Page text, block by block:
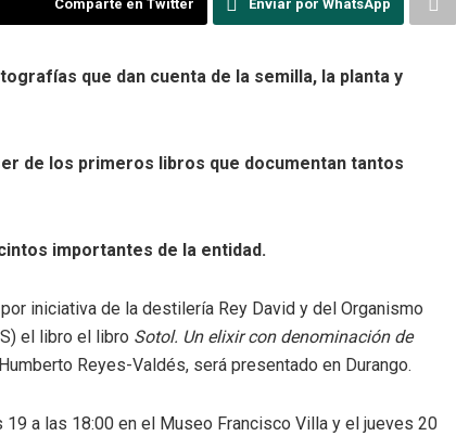
Comparte en Twitter Enviar por WhatsApp
que dan cuenta de la semilla, la planta y
de los primeros libros que documentan tantos
importantes de la entidad.
iniciativa de la destilería Rey David y del Organismo
el libro el libro Sotol. Un elixir con denominación de
Reyes-Valdés, será presentado en Durango.
a las 18:00 en el Museo Francisco Villa y el jueves 20